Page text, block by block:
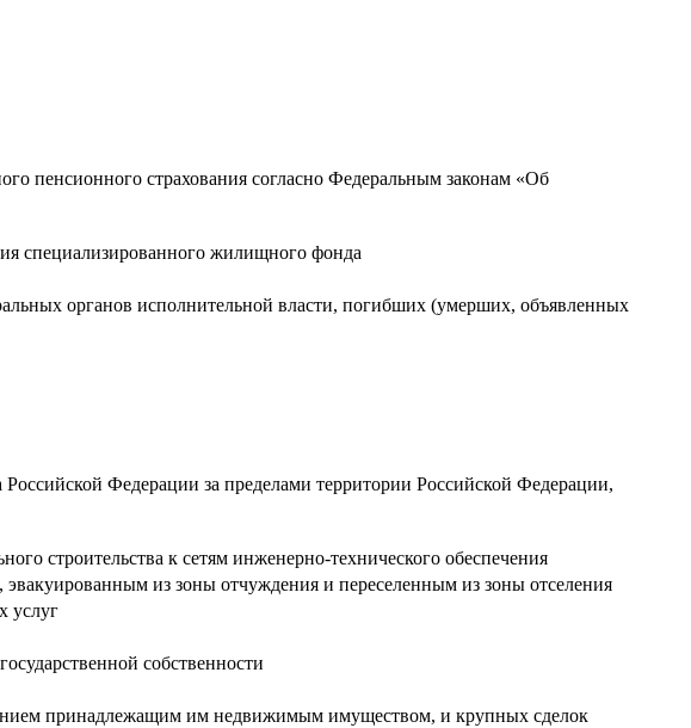
пенсионного страхования согласно Федеральным законам «Об
специализированного жилищного фонда
органов исполнительной власти, погибших (умерших, объявленных
Федерации за пределами территории Российской Федерации,
строительства к сетям инженерно-технического обеспечения
из зоны отчуждения и переселенным из зоны отселения
услуг
собственности
принадлежащим им недвижимым имуществом, и крупных сделок